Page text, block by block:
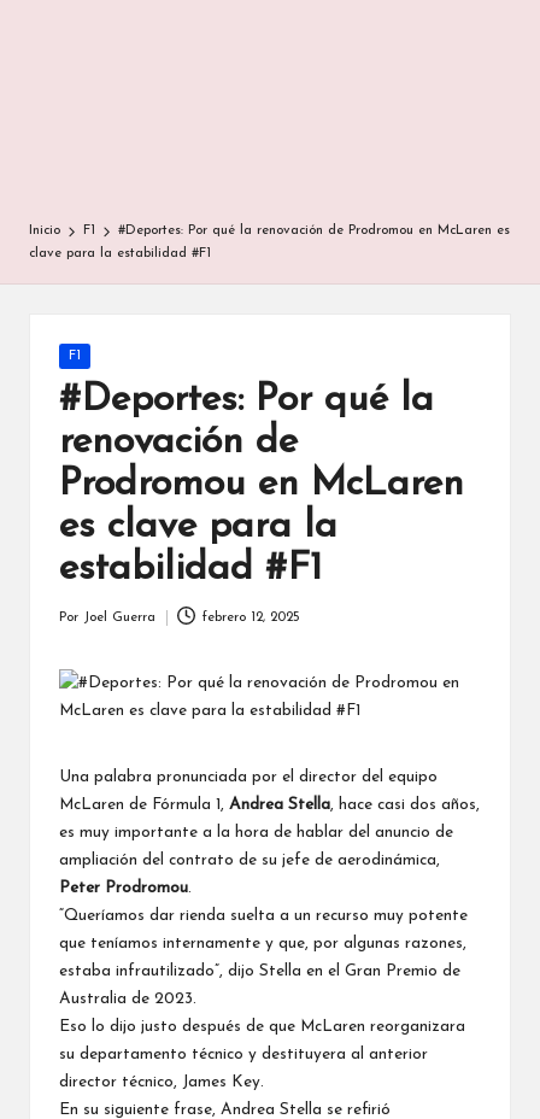
Inicio F1
#Deportes: Por qué la renovación de Prodromou en McLaren es
clave para la estabilidad #F1
Publicada
F1
#Deportes: Por qué la
renovación de
Prodromou en McLaren
es clave para la
estabilidad #F1
Por Joel Guerra febrero 12, 2025
Una palabra pronunciada por el director del equipo
McLaren de Fórmula 1, Andrea Stella , hace casi dos años,
es muy importante a la hora de hablar del anuncio de
ampliación del contrato de su jefe de aerodinámica,
Peter Prodromou
“Queríamos dar rienda suelta a un recurso muy potente
que teníamos internamente y que, por algunas razones,
estaba infrautilizado”, dijo Stella en el Gran Premio de
Australia de 2023.
Eso lo dijo justo después de que McLaren reorganizara
su departamento técnico y destituyera al anterior
director técnico, James Key.
En su siguiente frase, Andrea Stella se refirió